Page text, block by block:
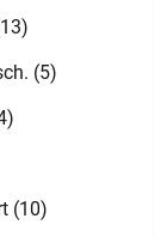
(5)
(10)